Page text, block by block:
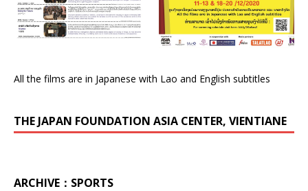
All the films are in Japanese with Lao and English subtitles
THE JAPAN FOUNDATION ASIA CENTER, VIENTIANE
ARCHIVE：SPORTS